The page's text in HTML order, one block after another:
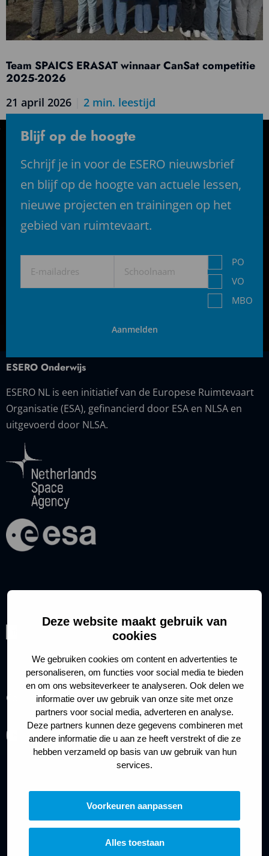
Deze website maakt gebruik van
cookies
We gebruiken cookies om content en advertenties te
personaliseren, om functies voor social media te bieden
en om ons websiteverkeer te analyseren. Ook delen we
informatie over uw gebruik van onze site met onze
partners voor social media, adverteren en analyse.
Deze partners kunnen deze gegevens combineren met
andere informatie die u aan ze heeft verstrekt of die ze
hebben verzameld op basis van uw gebruik van hun
services.
Voorkeuren aanpassen
Alles toestaan
Team SPAICS ERASAT winnaar CanSat competitie
2025-2026
21 april 2026 2 min. leestijd
Lees
meer
Team
ERASAT
winnaar
CanSat
competitie
Blijf op de hoogte
Schrijf je in voor de ESERO nieuwsbrief
en blijf op de hoogte van actuele lessen,
nieuwe projecten en trainingen op het
gebied van ruimtevaart.
E-
mailadres
Schoolnaam Niveau
PO
VO
MBO
ESERO Onderwijs
ESERO NL is een initiatief van de Europese Ruimtevaart
Organisatie (ESA), gefinancierd door ESA en NLSA en
uitgevoerd door NLSA.
Cookies Privacy policy
Ga
naar